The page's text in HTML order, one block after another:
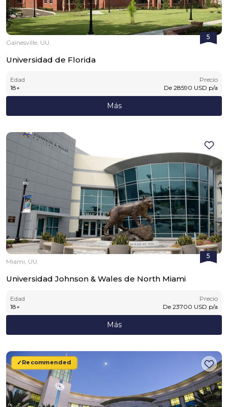
5
Gainesville, UU.
Universidad de Florida
Edad
18+
Precio
De 28590 USD p/a
Más
5
Miami, UU.
Universidad Johnson & Wales de North Miami
Edad
18+
Precio
De 23700 USD p/a
Más
Recommended